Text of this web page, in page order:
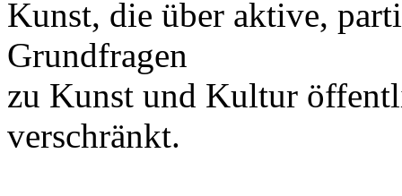
Kunst, die über aktive,
Grundfragen
zu Kunst und Kultur
verschränkt.